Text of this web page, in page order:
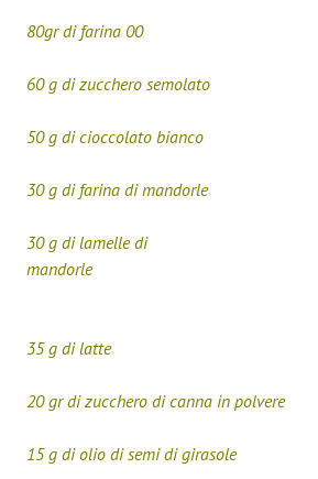
80gr di farina 00
60 g di zucchero semolato
50 g di cioccolato bianco
30 g di farina di mandorle
30 g di lamelle di
35 g di latte
20 gr di zucchero di canna in polvere
15 g di olio di semi di girasole